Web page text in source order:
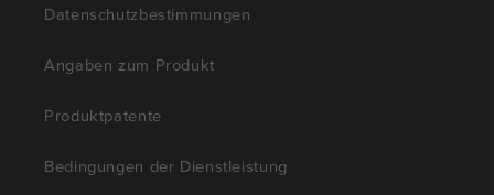
Datenschutzbestimmungen
Angaben zum Produkt
Produktpatente
Bedingungen der Dienstleistung